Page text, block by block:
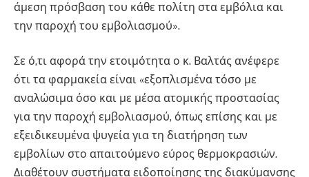
άμεση πρόσβαση του κάθε πολίτη στα εμβόλια και
την παροχή του εμβολιασμού».
Σε ό,τι αφορά την ετοιμότητα ο κ. Βαλτάς ανέφερε
ότι τα φαρμακεία είναι «εξοπλισμένα τόσο με
αναλώσιμα όσο και με μέσα ατομικής προστασίας
για την παροχή εμβολιασμού, όπως επίσης και με
εξειδικευμένα ψυγεία για τη διατήρηση των
εμβολίων στο απαιτούμενο εύρος θερμοκρασιών.
Διαθέτουν συστήματα ειδοποίησης της διακύμανσης